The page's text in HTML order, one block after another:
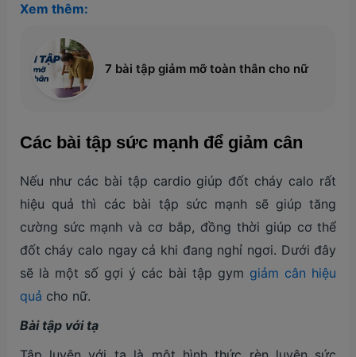
Xem thêm:
7 bài tập giảm mỡ toàn thân cho nữ
Các bài tập sức mạnh để giảm cân
Nếu như các bài tập cardio giúp đốt cháy calo rất
hiệu quả thì các bài tập sức mạnh sẽ giúp tăng
cường sức mạnh và cơ bắp, đồng thời giúp cơ thể
đốt cháy calo ngay cả khi đang nghỉ ngơi. Dưới đây
sẽ là một số gợi ý các bài tập gym giảm cân hiệu
quả cho nữ.
Bài tập với tạ